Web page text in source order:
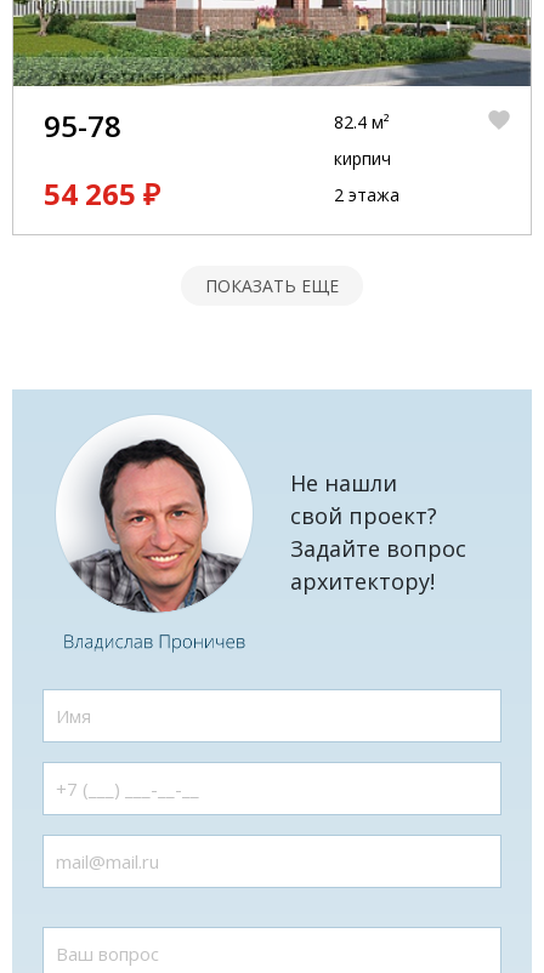
95-78
54 265 ₽
82.4 м²
кирпич
2 этажа
ПОКАЗАТЬ ЕЩЕ
Не нашли
свой проект?
Задайте вопрос
архитектору!